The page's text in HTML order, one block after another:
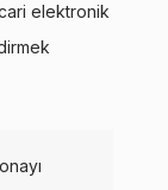
elektronik
ileti gönderilmesine izin
onay veriyorum.
sms ve